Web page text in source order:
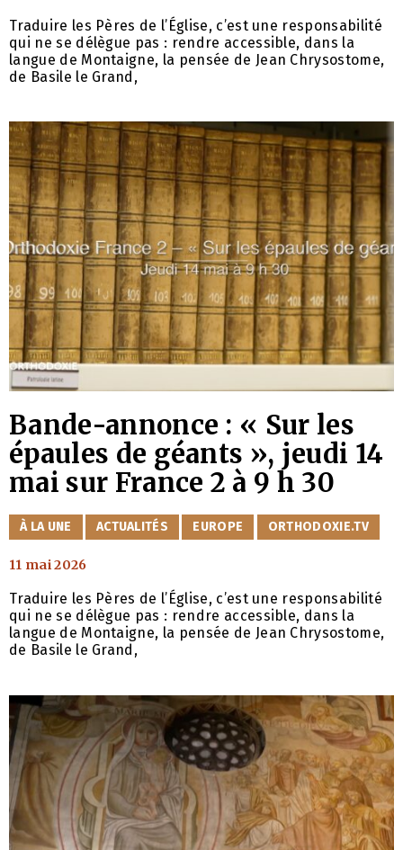
Traduire les Pères de l’Église, c’est une responsabilité
qui ne se délègue pas : rendre accessible, dans la
langue de Montaigne, la pensée de Jean Chrysostome,
de Basile le Grand,
Bande-annonce : « Sur les
épaules de géants », jeudi 14
mai sur France 2 à 9 h 30
CATÉGORIES
À LA UNE ACTUALITÉS EUROPE ORTHODOXIE.TV
11 mai 2026
Traduire les Pères de l’Église, c’est une responsabilité
qui ne se délègue pas : rendre accessible, dans la
langue de Montaigne, la pensée de Jean Chrysostome,
de Basile le Grand,